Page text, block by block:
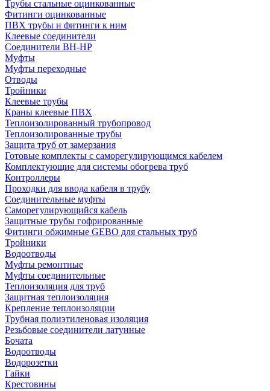
Трубы стальные оцинкованные
Фитинги оцинкованные
ПВХ трубы и фитинги к ним
Клеевые соединители
Соединители ВН-НР
Муфты
Муфты переходные
Отводы
Тройники
Клеевые трубы
Краны клеевые ПВХ
Теплоизолированный трубопровод
Теплоизолированные трубы
Защита труб от замерзания
Готовые комплекты с саморегулирующимся кабелем
Комплектующие для системы обогрева труб
Контроллеры
Проходки для ввода кабеля в трубу
Соединительные муфты
Саморегулирующийся кабель
Защитные трубы гофрированные
Фитинги обжимные GEBO для стальных труб
Тройники
Водоотводы
Муфты ремонтные
Муфты соединительные
Теплоизоляция для труб
Защитная теплоизоляция
Крепление теплоизоляции
Трубная полиэтиленовая изоляция
Резьбовые соединители латунные
Бочата
Водоотводы
Водорозетки
Гайки
Крестовины